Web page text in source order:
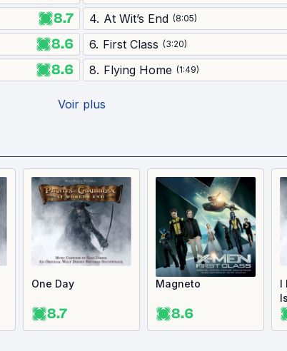
8.7 4. At Wit’s End (8:05)
8.6 6. First Class (3:20)
8.6 8. Flying Home (1:49)
Voir plus
One Day
8.7
Magneto
8.6
I